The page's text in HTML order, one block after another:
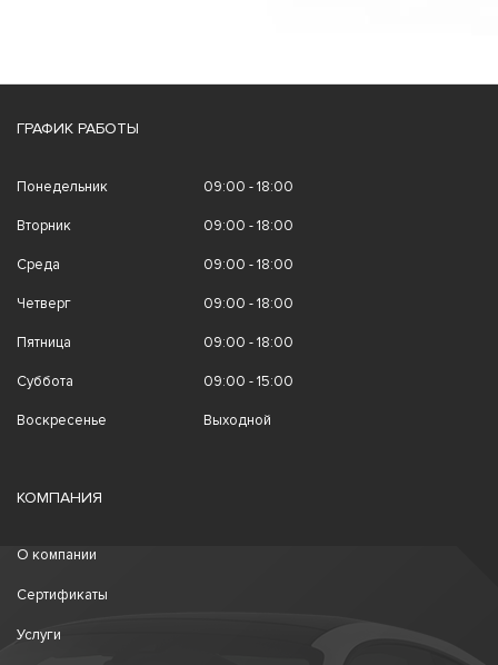
ГРАФИК РАБОТЫ
Понедельник 09:00 - 18:00
Вторник 09:00 - 18:00
Среда 09:00 - 18:00
Четверг 09:00 - 18:00
Пятница 09:00 - 18:00
Суббота 09:00 - 15:00
Воскресенье Выходной
КОМПАНИЯ
О компании
Сертификаты
Услуги